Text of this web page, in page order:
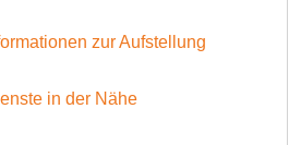
zur Aufstellung
in der Nähe